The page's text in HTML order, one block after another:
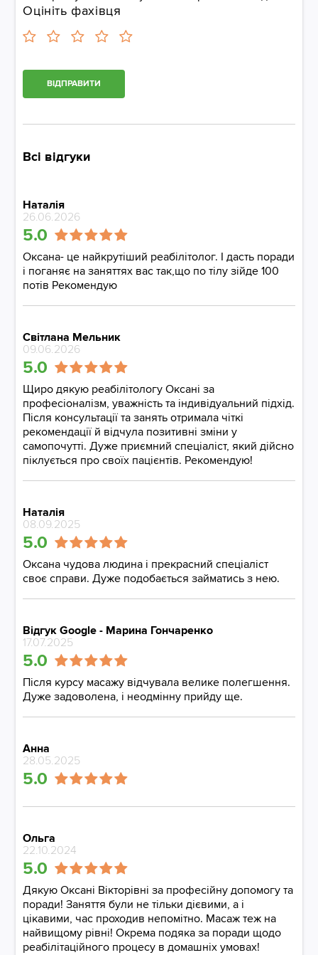
Оцініть фахівця
ВІДПРАВИТИ
Всі відгуки
Наталія
26.06.2026
5.0
Оксана- це найкрутіший реабілітолог. І дасть поради
і поганяє на заняттях вас так,що по тілу зійде 100
потів Рекомендую
Світлана Мельник
09.06.2026
5.0
Щиро дякую реабілітологу Оксані за
професіоналізм, уважність та індивідуальний підхід.
Після консультації та занять отримала чіткі
рекомендації й відчула позитивні зміни у
самопочутті. Дуже приємний спеціаліст, який дійсно
піклується про своїх пацієнтів. Рекомендую!
Наталія
08.09.2025
5.0
Оксана чудова людина і прекрасний спеціаліст
своє справи. Дуже подобається займатись з нею.
Відгук Google - Марина Гончаренко
17.07.2025
5.0
Після курсу масажу відчувала велике полегшення.
Дуже задоволена, і неодмінну прийду ще.
Анна
28.05.2025
5.0
Ольга
22.10.2024
5.0
Дякую Оксані Вікторівні за професійну допомогу та
поради! Заняття були не тільки дієвими, а і
цікавими, час проходив непомітно. Масаж теж на
найвищому рівні! Окрема подяка за поради щодо
реабілітаційного процесу в домашніх умовах!